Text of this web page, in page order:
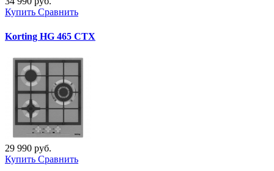
Купить Сравнить
Korting HG 465 CTX
29 990 руб.
Купить Сравнить